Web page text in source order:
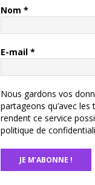
Nom *
E-mail *
Nous gardons vos
partageons qu’avec les
rendent ce service
politique de